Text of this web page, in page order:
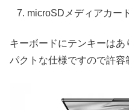
microSDメディアカー
キーボードにテンキーは
パクトな仕様ですので許容